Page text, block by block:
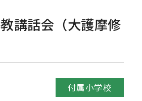
講話会（大護摩修
付属小学校